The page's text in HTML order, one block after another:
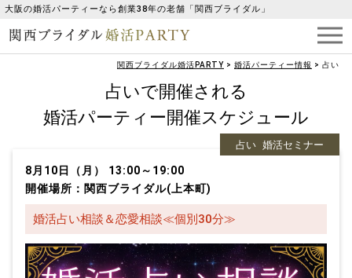
大阪の婚活パーティーなら創業38年の老舗「関西ブライダル」
関西ブライダル婚活PARTY > 婚活パーティー情報 > 占い
占いで開催される
婚活パーティー開催スケジュール
8月10日（月） 13:00～19:00
開催場所：関西ブライダル(上本町)
占い 婚活セミナー
婚活占い相談＆恋愛相談≪個別30分≫